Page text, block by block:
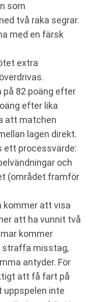
som
två raka segrar.
med en färsk
extra
82 poäng efter
efter lika
att matchen
lagen direkt.
ett processvärde:
och
(området framför
kommer att visa
att ha vunnit två
kommer
straffa misstag,
antyder. För
att få fart på
uppspelen inte